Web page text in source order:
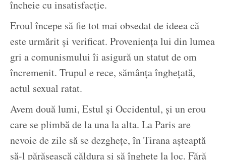
încheie cu insatisfacție.
Eroul începe să fie tot mai obsedat de ideea că
este urmărit și verificat. Proveniența lui din lumea
gri a comunismului îi asigură un statut de om
încremenit. Trupul e rece, sămânța înghețată,
actul sexual ratat.
Avem două lumi, Estul și Occidentul, și un erou
care se plimbă de la una la alta. La Paris are
nevoie de zile să se dezghețe, în Tirana așteaptă
să-l părăsească căldura și să înghețe la loc. Fără